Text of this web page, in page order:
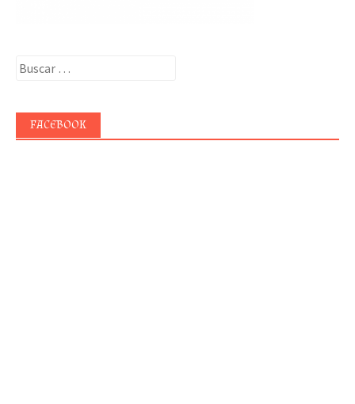
Buscar:
FACEBOOK